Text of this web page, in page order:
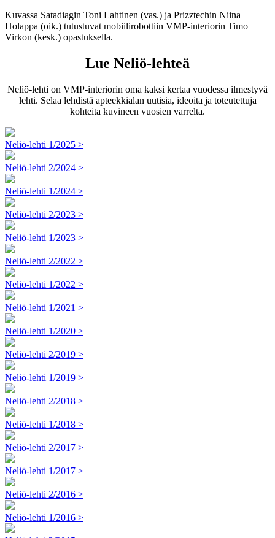
Kuvassa Satadiagin Toni Lahtinen (vas.) ja Prizztechin Niina
Holappa (oik.) tutustuvat mobiilirobottiin VMP-interiorin Timo
Virkon (kesk.) opastuksella.
Lue Neliö-lehteä
Neliö-lehti on VMP-interiorin oma kaksi kertaa vuodessa ilmestyvä
lehti. Selaa lehdistä apteekkialan uutisia, ideoita ja toteutettuja
kohteita kuvineen vuosien varrelta.
Neliö-lehti 1/2025 >
Neliö-lehti 2/2024 >
Neliö-lehti 1/2024 >
Neliö-lehti 2/2023 >
Neliö-lehti 1/2023 >
Neliö-lehti 2/2022 >
Neliö-lehti 1/2022 >
Neliö-lehti 1/2021 >
Neliö-lehti 1/2020 >
Neliö-lehti 2/2019 >
Neliö-lehti 1/2019 >
Neliö-lehti 2/2018 >
Neliö-lehti 1/2018 >
Neliö-lehti 2/2017 >
Neliö-lehti 1/2017 >
Neliö-lehti 2/2016 >
Neliö-lehti 1/2016 >